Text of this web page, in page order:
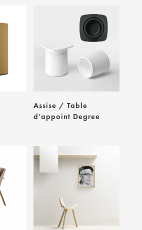
Assise / Table
d’appoint Degree